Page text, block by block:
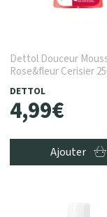
Dettol Douceur
Rose&fleur Cerisier
DETTOL
4,99€
Ajouter